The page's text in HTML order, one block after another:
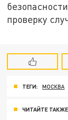
проверку
ТЕГИ: МОСКВА
ЧИТАЙТЕ